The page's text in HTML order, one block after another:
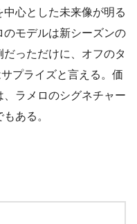
心とした未来像が明る
のモデルは新シーズンの
っただけに、オフのタ
プライズと言える。価
ラメロのシグネチャー
ある。